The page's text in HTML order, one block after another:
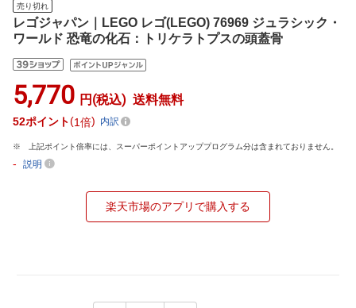
売り切れ
レゴジャパン｜LEGO レゴ(LEGO) 76969 ジュラシック・
ワールド 恐竜の化石：トリケラトプスの頭蓋骨
5,770 円(税込) 送料無料
52ポイント 1倍 内訳
上記ポイント倍率には、スーパーポイントアッププログラム分は含まれておりません。
- 説明
楽天市場のアプリで購入する